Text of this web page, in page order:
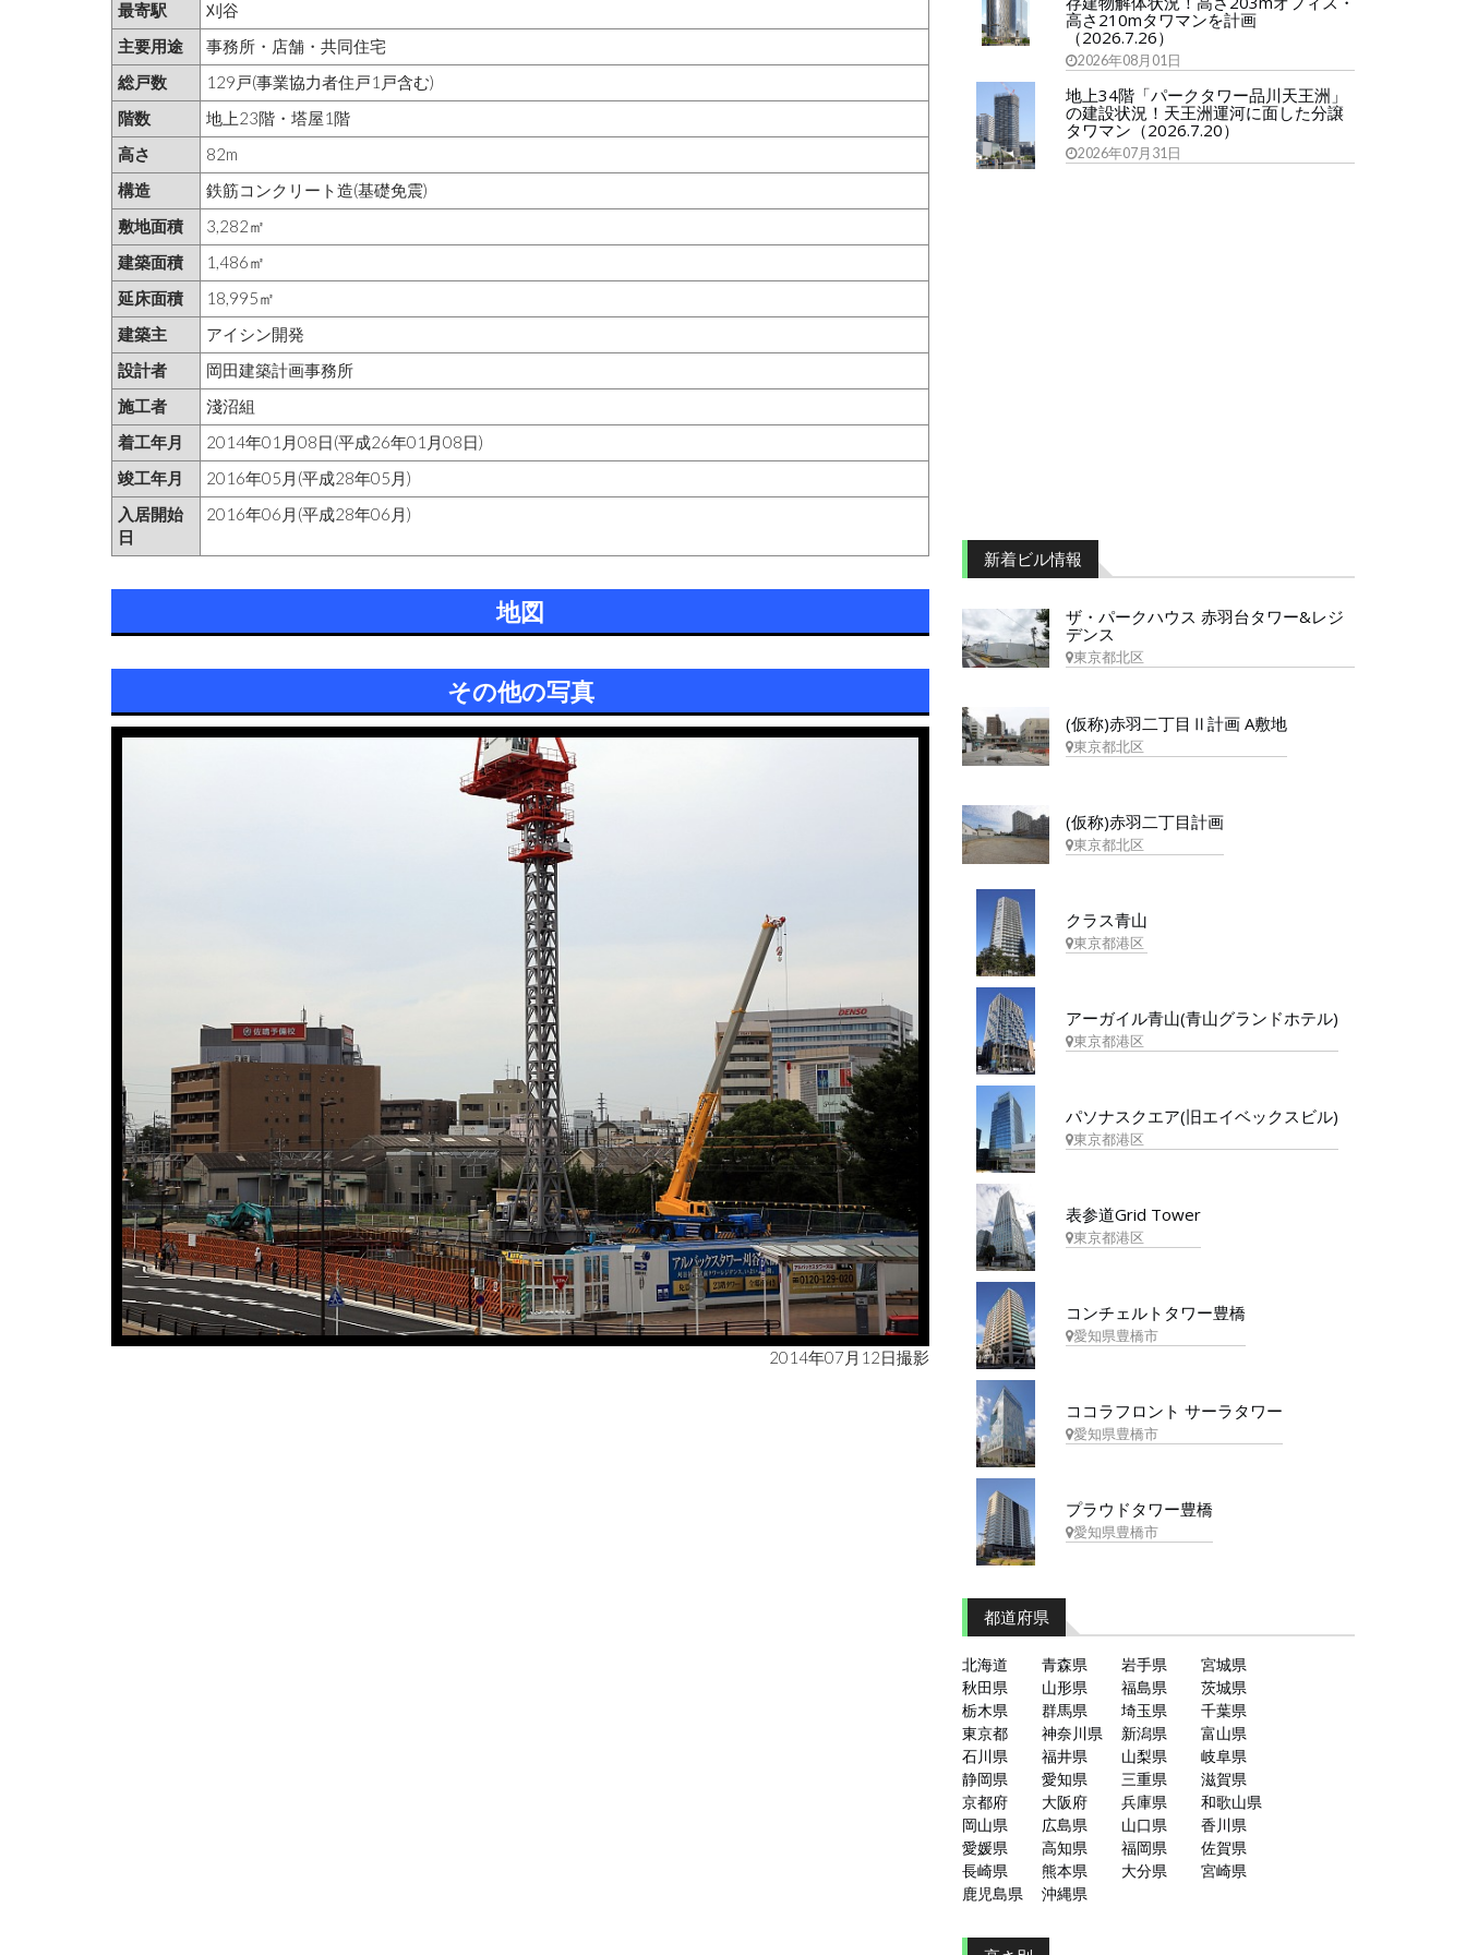
最寄駅
刈谷
主要用途
事務所・店舗・共同住宅
総戸数
129戸(事業協力者住戸1戸含む)
階数
地上23階・塔屋1階
高さ
82m
構造
鉄筋コンクリート造(基礎免震)
敷地面積
3,282㎡
建築面積
1,486㎡
延床面積
18,995㎡
建築主
アイシン開発
設計者
岡田建築計画事務所
施工者
淺沼組
着工年月
2014年01月08日(平成26年01月08日)
竣工年月
2016年05月(平成28年05月)
入居開始
日
2016年06月(平成28年06月)
地図
その他の写真
2014年07月12日撮影
高さ210mタワマンを計画
（2026.7.26）
2026年08月01日
地上34階「パークタワー品川天王洲」
の建設状況！天王洲運河に面した分譲
タワマン（2026.7.20）
2026年07月31日
新着ビル情報
ザ・パークハウス 赤羽台タワー&レジ
デンス
東京都北区
(仮称)赤羽二丁目Ⅱ計画 A敷地
東京都北区
(仮称)赤羽二丁目計画
東京都北区
クラス青山
東京都港区
アーガイル青山(青山グランドホテル)
東京都港区
パソナスクエア(旧エイベックスビル)
東京都港区
表参道Grid Tower
東京都港区
コンチェルトタワー豊橋
愛知県豊橋市
ココラフロント サーラタワー
愛知県豊橋市
プラウドタワー豊橋
愛知県豊橋市
都道府県
北海道 青森県 岩手県
宮城県
秋田県
山形県 福島県
茨城県
栃木県
群馬県 埼玉県
千葉県
東京都
神奈川県 新潟県
富山県
石川県
福井県 山梨県
岐阜県
静岡県
愛知県 三重県
滋賀県
京都府
大阪府 兵庫県
和歌山県
岡山県
広島県 山口県
香川県
愛媛県
高知県 福岡県
佐賀県
長崎県
熊本県 大分県
宮崎県
鹿児島県
沖縄県